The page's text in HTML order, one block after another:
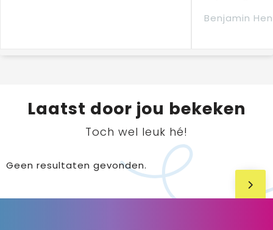
Benjamin
Laatst door jou bekeken
Toch wel leuk hé!
Geen resultaten gevonden.